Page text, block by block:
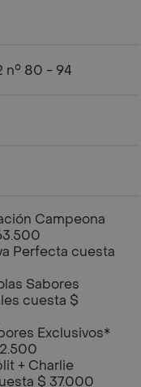
n° 80 - 94
Campeona
Perfecta cuesta
Sabores
cuesta $
Exclusivos*
+ Charlie
$ 37.000